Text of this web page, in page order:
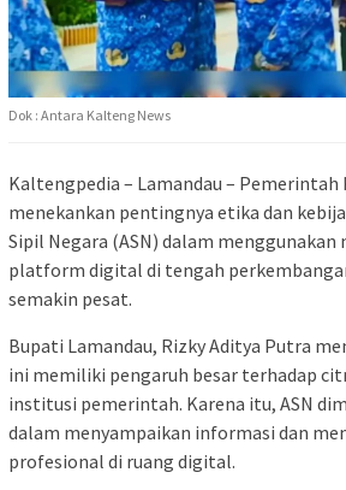
Dok : Antara Kalteng News
Kaltengpedia – Lamandau – Pemerintah
menekankan pentingnya etika dan
Sipil Negara (ASN) dalam menggunakan
platform digital di tengah
semakin pesat.
Bupati Lamandau, Rizky Aditya Putra
ini memiliki pengaruh besar terhadap
institusi pemerintah. Karena itu, ASN
dalam menyampaikan informasi dan
profesional di ruang digital.